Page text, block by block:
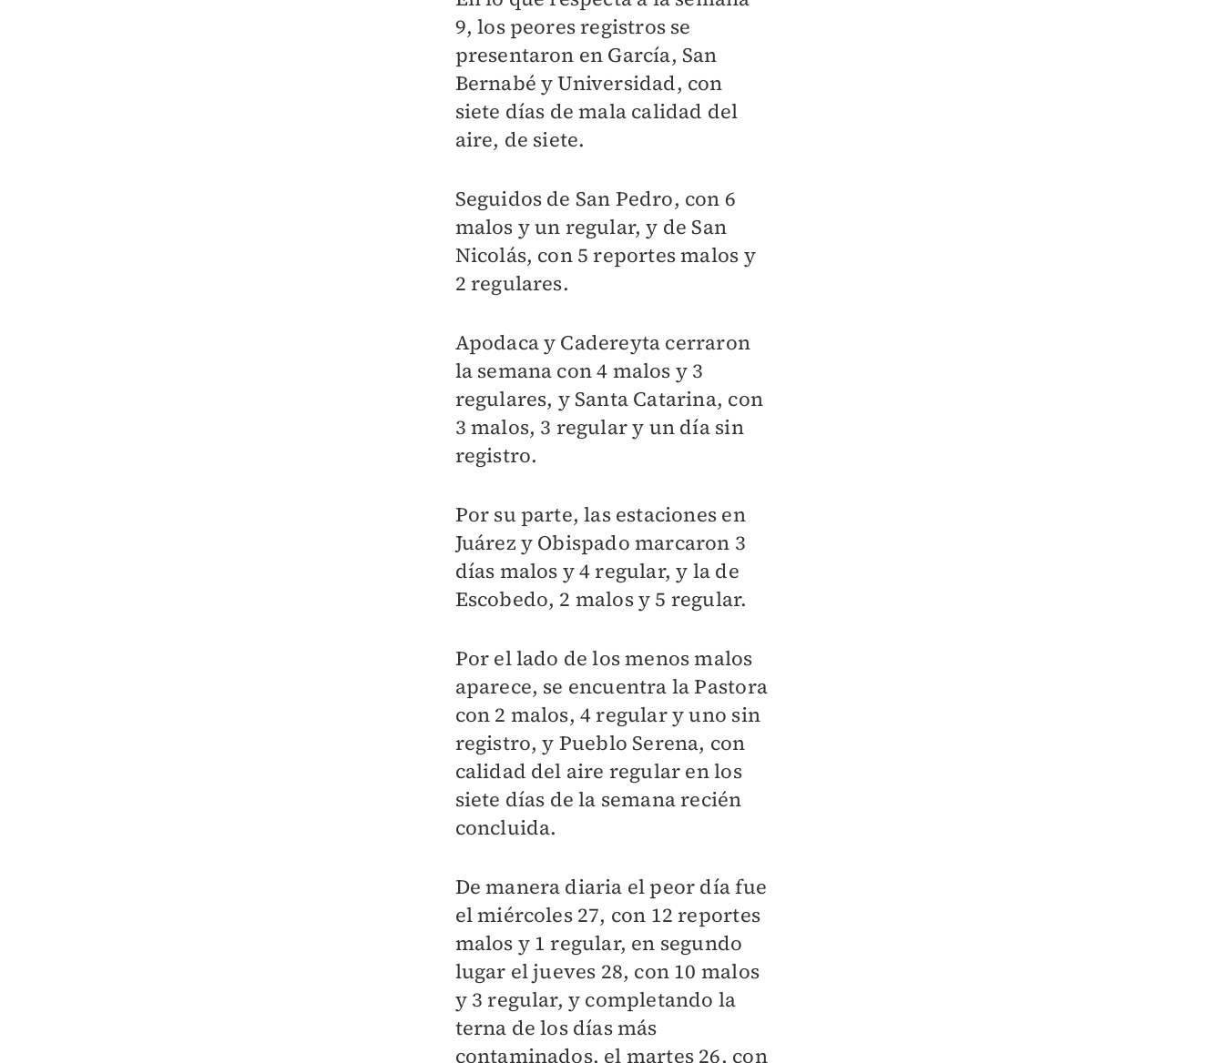
9, los peores registros se
presentaron en García, San
Bernabé y Universidad, con
siete días de mala calidad del
aire, de siete.
Seguidos de San Pedro, con 6
malos y un regular, y de San
Nicolás, con 5 reportes malos y
2 regulares.
Apodaca y Cadereyta cerraron
la semana con 4 malos y 3
regulares, y Santa Catarina, con
3 malos, 3 regular y un día sin
registro.
Por su parte, las estaciones en
Juárez y Obispado marcaron 3
días malos y 4 regular, y la de
Escobedo, 2 malos y 5 regular.
Por el lado de los menos malos
aparece, se encuentra la Pastora
con 2 malos, 4 regular y uno sin
registro, y Pueblo Serena, con
calidad del aire regular en los
siete días de la semana recién
concluida.
De manera diaria el peor día fue
el miércoles 27, con 12 reportes
malos y 1 regular, en segundo
lugar el jueves 28, con 10 malos
y 3 regular, y completando la
terna de los días más
contaminados, el martes 26, con